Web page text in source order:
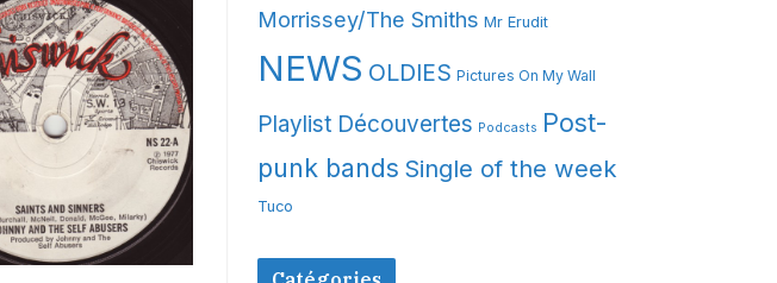
Morrissey/The Smiths Mr Erudit
NEWS OLDIES Pictures On My Wall
Playlist Découvertes Podcasts Post-
punk bands Single of the week
Tuco